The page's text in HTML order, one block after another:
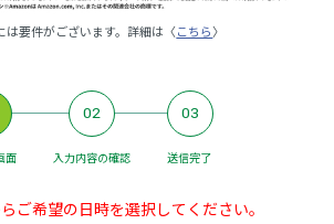
要件がございます。詳細は〈こちら〉
面
02
入力内容の確認
03
送信完了
ご希望の日時を選択してください。